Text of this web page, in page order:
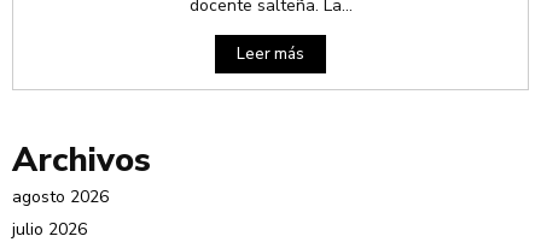
docente salteña. La...
Leer más
Archivos
agosto 2026
julio 2026